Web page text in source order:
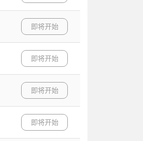
即将开始
即将开始
即将开始
即将开始